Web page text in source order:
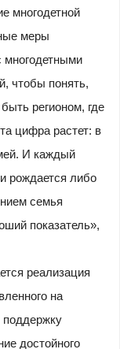
многодетной
меры
многодетными
чтобы понять,
регионом, где
цифра растет: в
И каждый
рождается либо
семья
показатель»,
реализация
на
поддержку
достойного